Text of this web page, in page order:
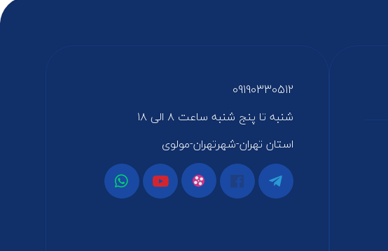
09190330512
شنبه تا پنج شنبه ساعت ۸ الی ۱۸
استان تهران-شهرتهران-مولوی